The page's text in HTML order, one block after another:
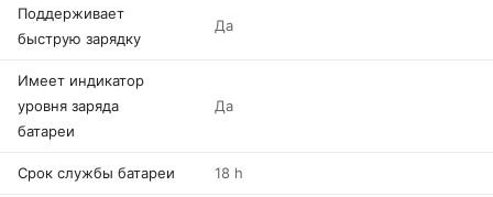
Поддерживает
быструю зарядку
Да
Имеет индикатор
уровня заряда
батареи
Да
Срок службы батареи 18 h